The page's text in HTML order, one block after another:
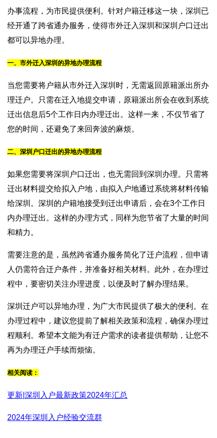
办事流程，为市民提供便利。针对户籍迁移这一块，深圳已
经开通了跨省通办服务，使得市外迁入深圳和深圳户口迁出
都可以异地办理。
一、市外迁入深圳的异地办理流程
当您需要将户籍从市外迁入深圳时，无需返回原籍派出所办
理迁户。只需在迁入地提交申请，原籍派出所会在收到系统
迁出信息后5个工作日内办理迁出。这样一来，不仅节省了
您的时间，还避免了来回奔波的麻烦。
二、深圳户口迁出的异地办理流程
如果您需要将深圳户口迁出，也无需回到深圳办理。只需将
迁出材料提交给拟入户地，由拟入户地通过系统将材料传输
给深圳。深圳的户籍地接受到迁出申请后，会在3个工作日
内办理迁出。这样的办理方式，同样为您节省了大量的时间
和精力。
需要注意的是，虽然跨省通办服务简化了迁户流程，但申请
人仍需符合迁户条件，并准备好相关材料。此外，在办理过
程中，要密切关注办理进度，以便及时了解办理结果。
深圳迁户可以异地办理，为广大市民提供了极大的便利。在
办理过程中，建议您提前了解相关政策和流程，确保办理过
程顺利。希望本文能为有迁户需求的读者提供帮助，让您不
再为办理迁户手续而烦恼。
相关阅读：
更新|深圳入户最新政策2024年汇总
2024年深圳入户经验交流群